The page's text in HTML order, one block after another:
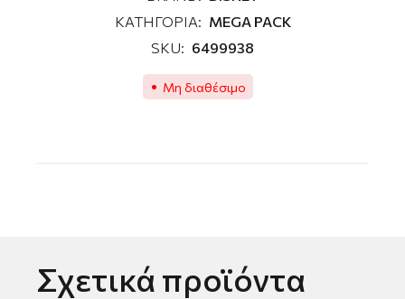
ΚΑΤΗΓΟΡΙΑ: MEGA PACK
SKU: 6499938
Μη διαθέσιμο
Σχετικά προϊόντα